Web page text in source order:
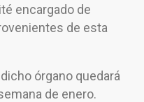
encargado de
de esta
órgano quedará
de enero.